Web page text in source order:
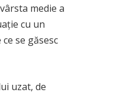
medie a
cu un
se găsesc
uzat, de